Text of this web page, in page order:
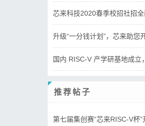
芯来科技2020春季校招社招全
升级“一分钱计划”，芯来助您
国内 RISC-V 产学研基地成立
推荐帖子
第七届集创赛“芯来RISC-V杯